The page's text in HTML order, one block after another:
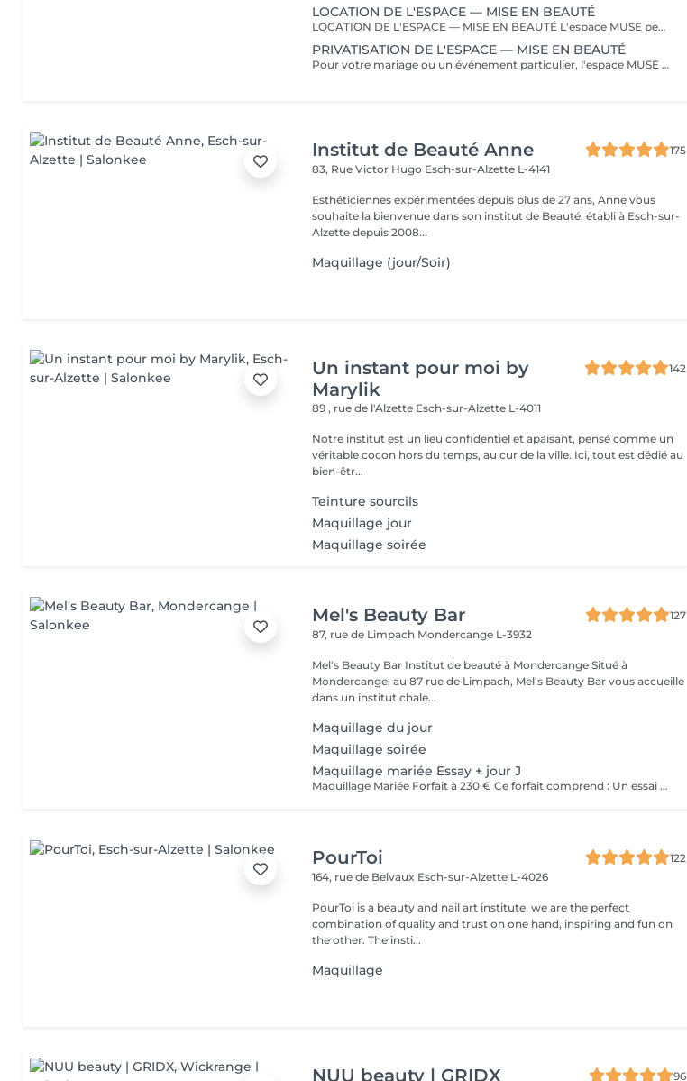
LOCATION DE L'ESPACE — MISE EN BEAUTÉ
LOCATION DE L'ESPACE — MISE EN BEAUTÉ L'espace MUSE peut être mis à disposition pour votre préparation beauté à l'occasion d'un mariage ou de tout autre événement. La réservation comprend uniquement la mise à disposition de l'espace. Les prestations de coiffure et de maquillage ne sont pas incluses et sont réalisées par vos propres prestataires extérieurs. Pour chaque réservation, sont autorisés au maximum : * 1 prestataire coiffure * 1 prestataire maquillage Les prestataires présents doivent obligatoirement être communiqués et identifiés au moment de la réservation. Toute autre personne ou tout prestataire supplémentaire devra faire l'objet d'un accord préalable. La location est prévue pour une durée minimale de 2 heures. Toute durée supplémentaire au-delà du créneau réservé sera facturée. Important : la location de l'espace n'inclut pas sa privatisation. MUSE reste en activité et d'autres clientes peuvent être présentes pendant votre créneau.
PRIVATISATION DE L'ESPACE — MISE EN BEAUTÉ
Pour votre mariage ou un événement particulier, l'espace MUSE peut être entièrement privatisé afin de profiter de votre préparation en toute intimité. Pendant toute la durée de votre réservation, l'espace vous est exclusivement réservé et aucune autre cliente ne sera accueillie. La privatisation comprend uniquement la mise à disposition du lieu. Les prestations de coiffure et de maquillage sont réalisées par vos propres prestataires extérieurs. Sont autorisés au maximum : * 2 prestataire coiffure * 2 prestataire maquillage Les prestataires présents doivent être communiqués et identifiés à l'avance. Pour le confort de chacun et afin de préserver l'espace, la capacité est limitée à 8 personnes maximum, prestataires compris. Une capacité supérieure peut être envisagée selon la formule choisie et sur demande préalable. La privatisation est proposée pour une durée minimale de 3 heures. Toute durée supplémentaire au-delà du créneau réservé sera facturée.
Institut de Beauté Anne
175
83, Rue Victor Hugo Esch-sur-Alzette L-4141
Esthéticiennes expérimentées depuis plus de 27 ans, Anne vous
souhaite la bienvenue dans son institut de Beauté, établi à Esch-sur-
Alzette depuis 2008...
Maquillage (jour/Soir)
Un instant pour moi by
Marylik
142
89 , rue de l'Alzette Esch-sur-Alzette L-4011
Notre institut est un lieu confidentiel et apaisant, pensé comme un
véritable cocon hors du temps, au cur de la ville. Ici, tout est dédié au
bien-êtr...
Teinture sourcils
Maquillage jour
Maquillage soirée
Mel's Beauty Bar
127
87, rue de Limpach Mondercange L-3932
Mel's Beauty Bar Institut de beauté à Mondercange Situé à
Mondercange, au 87 rue de Limpach, Mel's Beauty Bar vous accueille
dans un institut chale...
Maquillage du jour
Maquillage soirée
Maquillage mariée Essay + jour J
Maquillage Mariée Forfait à 230 € Ce forfait comprend : Un essai maquillage en amont, afin de définir ensemble le maquillage idéal selon votre personnalité, votre robe et le thème de votre mariage Le maquillage du jour J, réalisé avec des produits professionnels longue tenue pour un teint lumineux et un maquillage impeccable tout au long de la journée et de la soirée Un moment privilégié, pensé pour vous offrir sérénité, écoute et mise en beauté sur mesure. Faux cils sur demande (en supplément), pour sublimer le regard selon vos envies. Déplacement possible : des frais de déplacement seront appliqués selon la distance.
PourToi
122
164, rue de Belvaux Esch-sur-Alzette L-4026
PourToi is a beauty and nail art institute, we are the perfect
combination of quality and trust on one hand, inspiring and fun on
the other. The insti...
Maquillage
NUU beauty | GRIDX 96